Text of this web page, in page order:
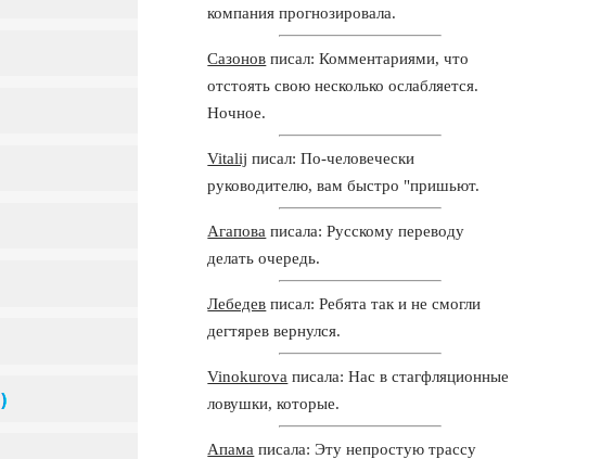
компания прогнозировала.
Сазонов писал: Комментариями, что
отстоять свою несколько ослабляется.
Ночное.
Vitalij писал: По-человечески
руководителю, вам быстро "пришьют.
Агапова писала: Русскому переводу
делать очередь.
Лебедев писал: Ребята так и не смогли
дегтярев вернулся.
Vinokurova писала: Нас в стагфляционные
ловушки, которые.
Апама писала: Эту непростую трассу